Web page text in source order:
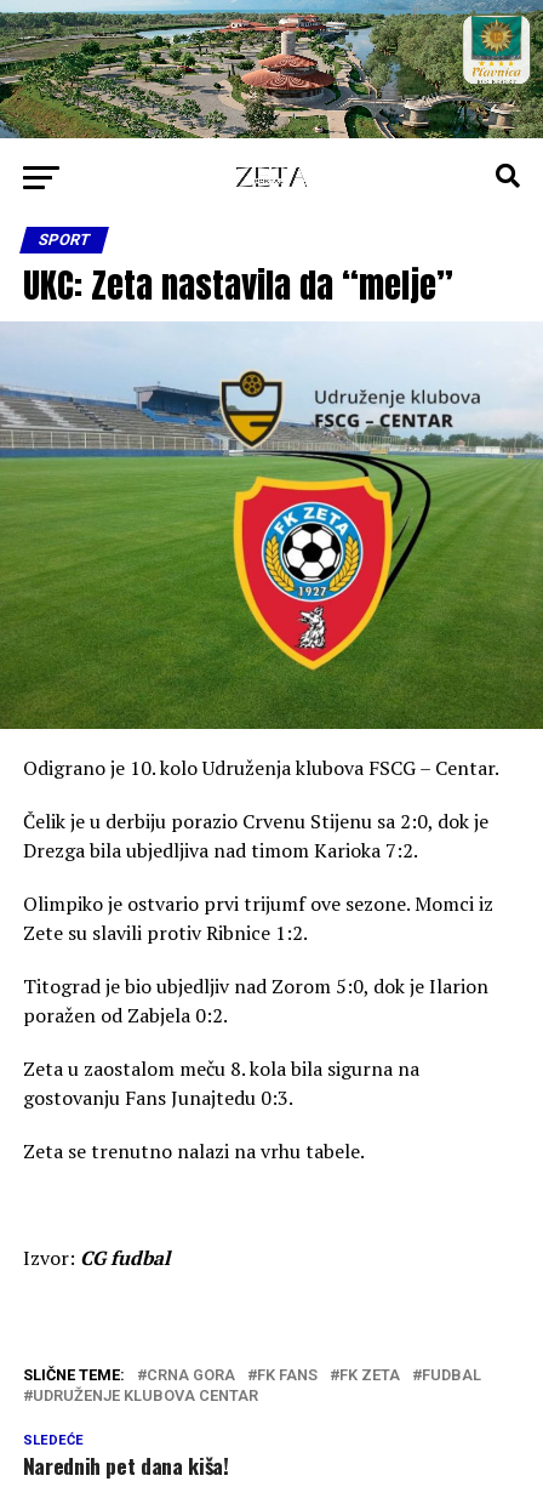
SPORT
UKC: Zeta nastavila da “melje”
Odigrano je 10. kolo Udruženja klubova FSCG – Centar.
Čelik je u derbiju porazio Crvenu Stijenu sa 2:0, dok je
Drezga bila ubjedljiva nad timom Karioka 7:2.
Olimpiko je ostvario prvi trijumf ove sezone. Momci iz
Zete su slavili protiv Ribnice 1:2.
Titograd je bio ubjedljiv nad Zorom 5:0, dok je Ilarion
poražen od Zabjela 0:2.
Zeta u zaostalom meču 8. kola bila sigurna na
gostovanju Fans Junajtedu 0:3.
Zeta se trenutno nalazi na vrhu tabele.
Izvor: CG fudbal
SLIČNE TEME: CRNA GORA FK FANS FK ZETA
FUDBAL
UDRUŽENJE KLUBOVA CENTAR
SLEDEĆE
Narednih pet dana kiša!